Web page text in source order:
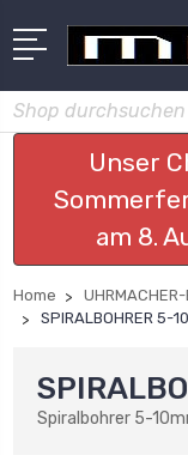
Suchen
Unser
am 8.
Home
SPIRALBOHRER 5-
Spiralbohrer 5-